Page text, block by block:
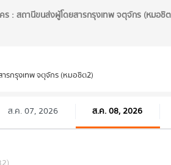
ร : สถานีขนส่งผู้โดยสารกรุงเทพ จตุจักร (หมอชิ
รกรุงเทพ จตุจักร (หมอชิต2)
ส.ค. 07, 2026 ส.ค. 08, 2026